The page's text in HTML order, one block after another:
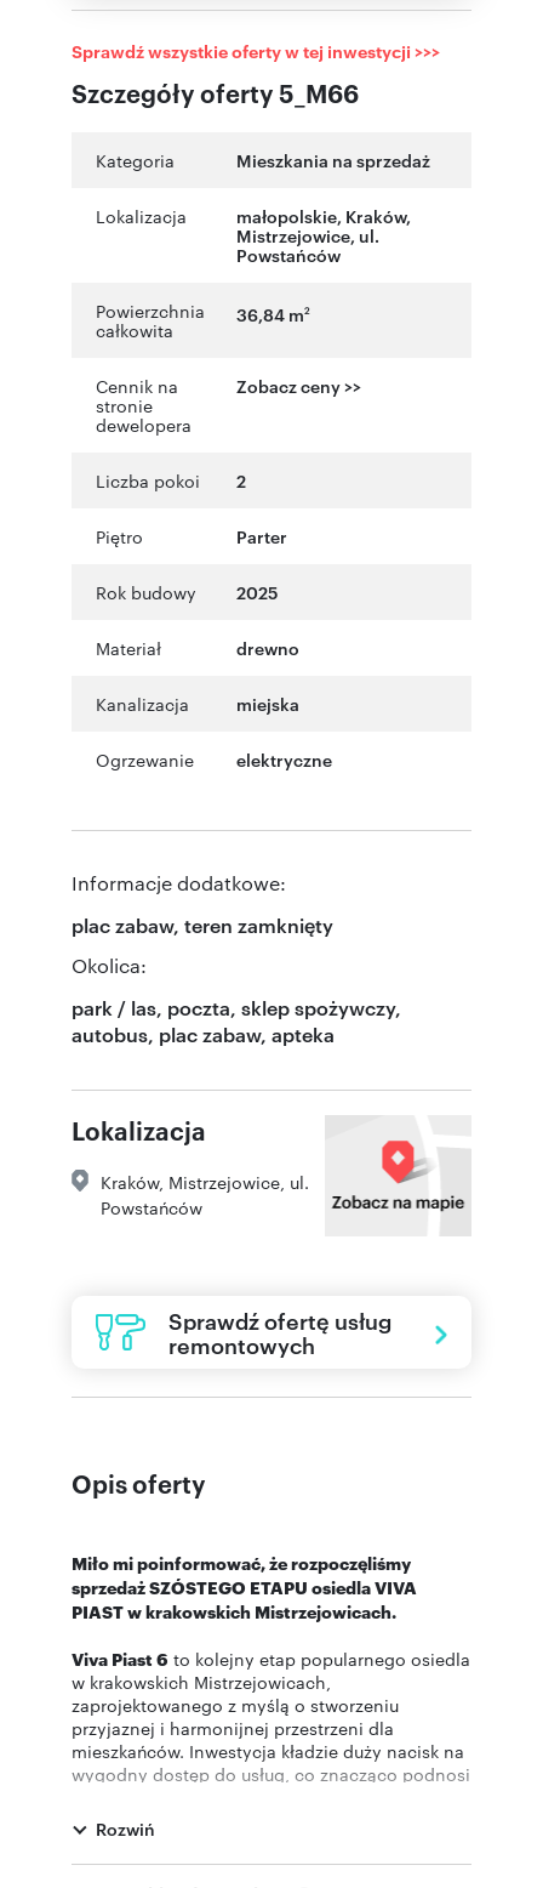
Szczegóły oferty 5_M66
Sprawdź wszystkie oferty w tej inwestycji >>>
Kategoria Mieszkania na sprzedaż
Lokalizacja małopolskie, Kraków,
Mistrzejowice, ul.
Powstańców
Powierzchnia
całkowita
36,84 m2
Cennik na
stronie
dewelopera
Zobacz ceny >>
Liczba pokoi 2
Piętro Parter
Rok budowy 2025
Materiał drewno
Kanalizacja miejska
Ogrzewanie elektryczne
Informacje dodatkowe:
plac zabaw, teren zamknięty
Okolica:
park / las, poczta, sklep spożywczy,
autobus, plac zabaw, apteka
Lokalizacja
Kraków, Mistrzejowice, ul.
Powstańców
Sprawdź ofertę usług
remontowych
Opis oferty
Miło mi poinformować, że rozpoczęliśmy
sprzedaż SZÓSTEGO ETAPU osiedla VIVA
PIAST w krakowskich Mistrzejowicach.
Viva Piast 6 to kolejny etap popularnego osiedla
w krakowskich Mistrzejowicach,
zaprojektowanego z myślą o stworzeniu
przyjaznej i harmonijnej przestrzeni dla
mieszkańców. Inwestycja kładzie duży nacisk na
wygodny dostęp do usług, co znacząco podnosi
położenie oraz łatwy dostęp do centrum miasta
– zarówno dla kierowców, jak i osób
korzystających z komunikacji miejskiej –
Rozwiń